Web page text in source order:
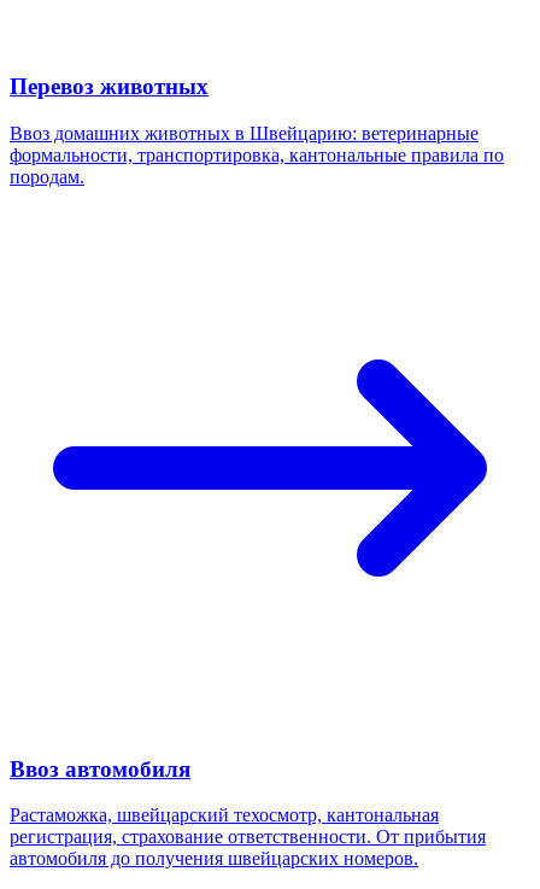
Перевоз животных
Ввоз домашних животных в Швейцарию: ветеринарные
формальности, транспортировка, кантональные правила по
породам.
Ввоз автомобиля
Растаможка, швейцарский техосмотр, кантональная
регистрация, страхование ответственности. От прибытия
автомобиля до получения швейцарских номеров.